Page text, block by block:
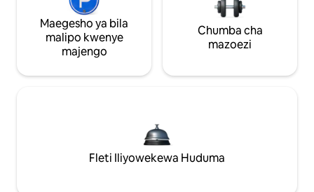
Maegesho ya bila
malipo kwenye
majengo
Chumba cha
mazoezi
Fleti Iliyowekewa Huduma